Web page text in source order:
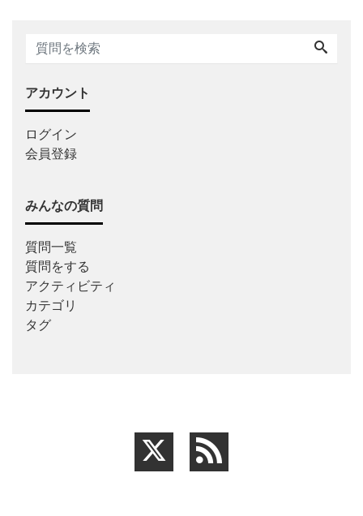
アカウント
ログイン
会員登録
みんなの質問
質問一覧
質問をする
アクティビティ
カテゴリ
タグ